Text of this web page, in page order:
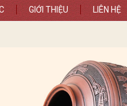
GIỚI THIỆU LIÊN HỆ